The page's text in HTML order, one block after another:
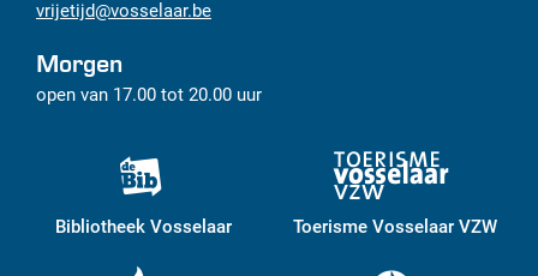
vrijetijd@vosselaar.be
Morgen
open van 17.00 tot 20.00 uur
Bibliotheek Vosselaar Toerisme Vosselaar VZW